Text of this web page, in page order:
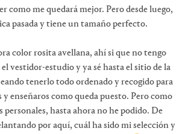
como me quedará mejor. Pero desde luego,
pasada y tiene un tamaño perfecto.
color rosita avellana, ahí si que no tengo
vestidor-estudio y ya sé hasta el sitio de la
tenerlo todo ordenado y recogido para
enseñaros como queda puesto. Pero como
hasta ahora no he podido. De
por aquí, cuál ha sido mi selección y